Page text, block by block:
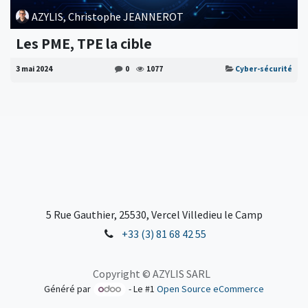
AZYLIS, Christophe JEANNEROT
Les PME, TPE la cible
3 mai 2024 0 1077 Cyber-sécurité
5 Rue Gauthier, 25530, Vercel Villedieu le Camp
+33 (3) 81 68 42 55
Copyright © AZYLIS SARL
Généré par - Le #1 Open Source eCommerce